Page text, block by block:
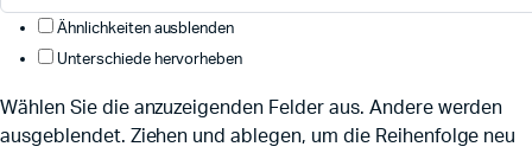
Ähnlichkeiten ausblenden
Unterschiede hervorheben
Wählen Sie die anzuzeigenden Felder aus. Andere werden
ausgeblendet. Ziehen und ablegen, um die Reihenfolge neu